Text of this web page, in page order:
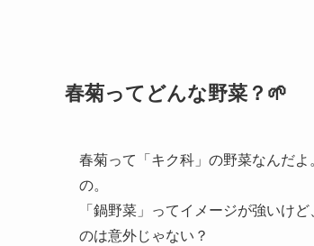
春菊ってどんな野菜？🌱
春菊って「キク科」の野菜なんだ
の。
「鍋野菜」ってイメージが強いけ
のは意外じゃない？